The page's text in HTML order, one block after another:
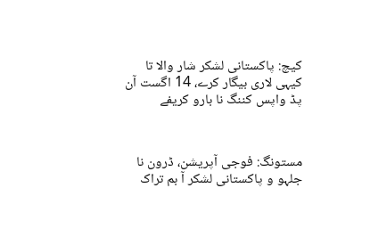
کیچ: پاکستانی لشکر شار والا تا
کیہی لاری بیگار کرے، 14 اگست آن
پڈ واپس کننگ نا بارو کریفے
مستونگ: فوجی آپریشن، ڈرون نا
جلہو و پاکستانی لشکر آ بم تراک